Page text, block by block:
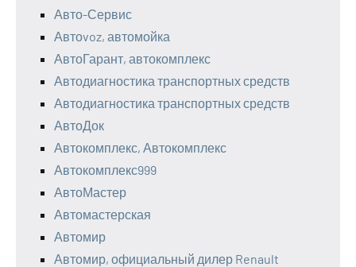
Авто-Сервис
Автоvoz, автомойка
АвтоГарант, автокомплекс
Автодиагностика транспортных средств
Автодиагностика транспортных средств
АвтоДок
Автокомплекс, Автокомплекс
Автокомплекс999
АвтоМастер
Автомастерская
Автомир
Автомир, официальный дилер Renault